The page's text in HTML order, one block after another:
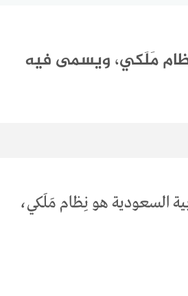
مَلَكي، ويسمى فيه
السعودية هو نِظام مَلَكي،